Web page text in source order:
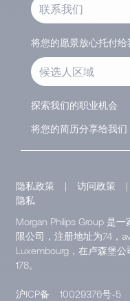
联系我们
将您的愿景放心托付给
候选人区域
探索我们的职业机会
将您的简历分享给我们
隐私政策 | 访问政策 |
隐私
Morgan Philips Group 是
限公司，注册地址为74，
Luxembourg，在卢森堡公
178。
沪ICP备
10029376号-5